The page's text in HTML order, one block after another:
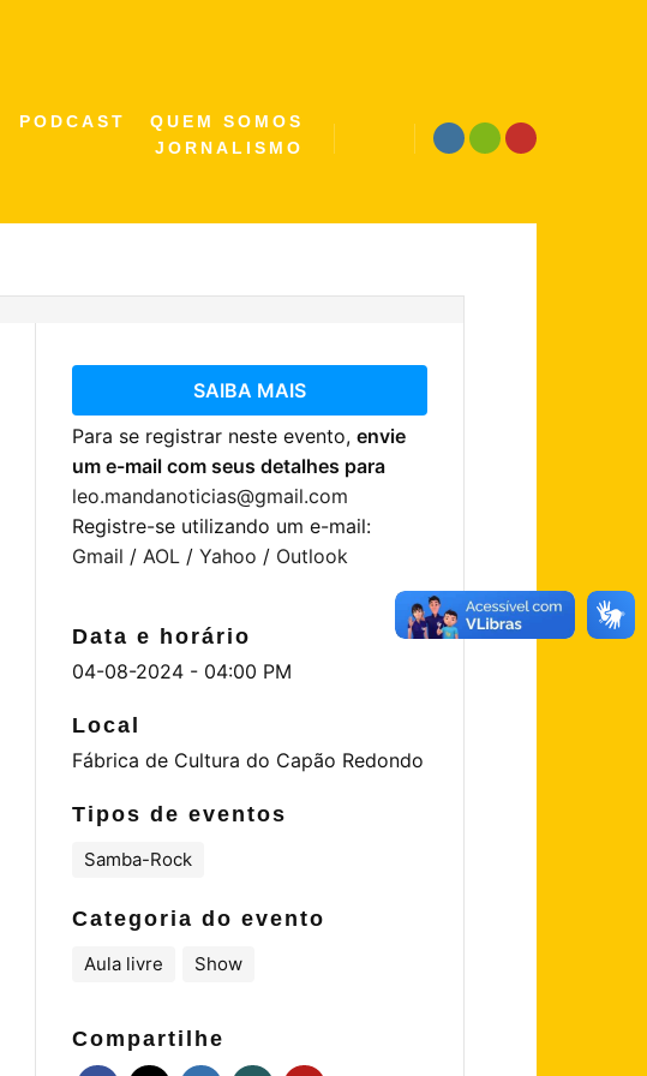
PODCAST
QUEM SOMOS
JORNALISMO
Pesquisa
SAIBA MAIS
Para se registrar neste evento, envie
um e-mail com seus detalhes para
leo.mandanoticias@gmail.com
Registre-se utilizando um e-mail:
Gmail / AOL / Yahoo / Outlook
Data e horário
04-08-2024 - 04:00 PM
Local
Fábrica de Cultura do Capão Redondo
Tipos de eventos
Samba-Rock
Categoria do evento
Aula livre Show
Compartilhe